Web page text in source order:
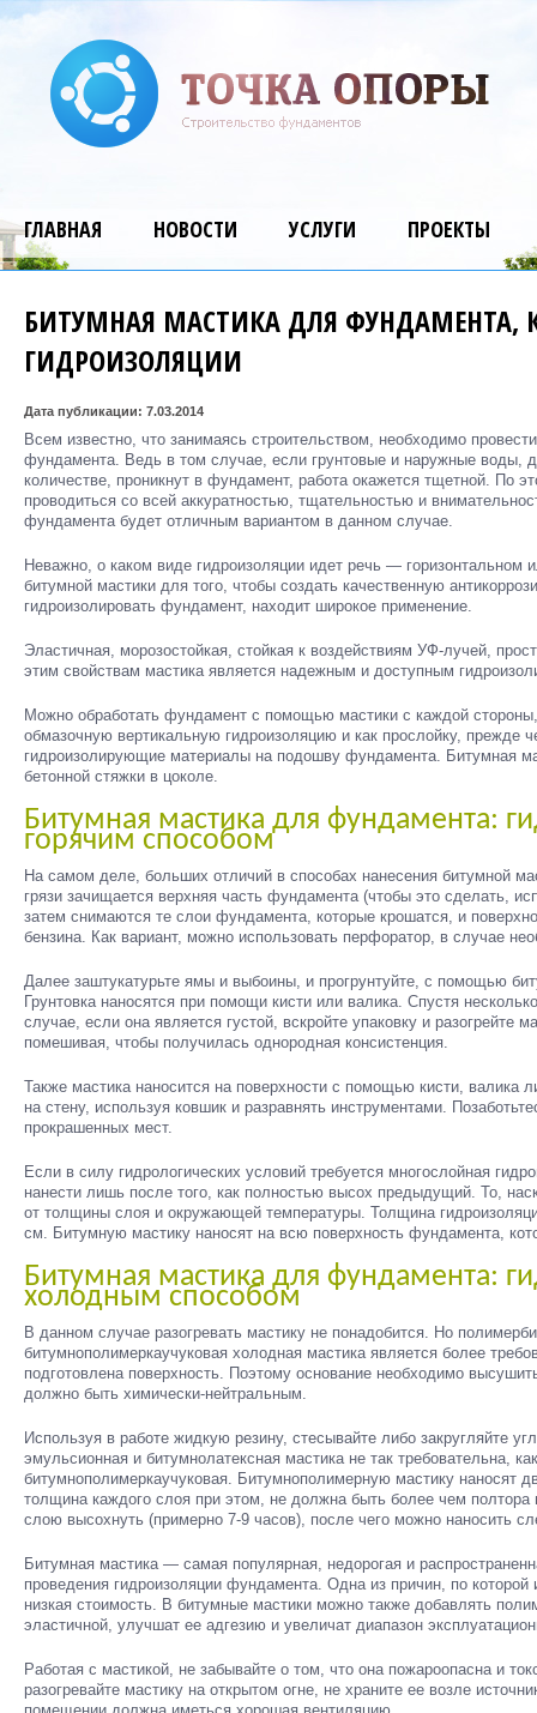
ГЛАВНАЯ НОВОСТИ УСЛУГИ ПРОЕКТЫ
БИТУМНАЯ МАСТИКА ДЛЯ ФУНДАМЕНТА,
ГИДРОИЗОЛЯЦИИ
Дата публикации: 7.03.2014
Всем известно, что занимаясь строительством, необходимо
фундамента. Ведь в том случае, если грунтовые и наружные воды,
количестве, проникнут в фундамент, работа окажется тщетной. По
проводиться со всей аккуратностью, тщательностью и
фундамента будет отличным вариантом в данном случае.
Неважно, о каком виде гидроизоляции идет речь — горизонтальном
битумной мастики для того, чтобы создать качественную
гидроизолировать фундамент, находит широкое применение.
Эластичная, морозостойкая, стойкая к воздействиям УФ-лучей,
этим свойствам мастика является надежным и доступным
Можно обработать фундамент с помощью мастики с каждой
обмазочную вертикальную гидроизоляцию и как прослойку, прежде
гидроизолирующие материалы на подошву фундамента. Битумная
бетонной стяжки в цоколе.
Битумная мастика для фундамента:
горячим способом
На самом деле, больших отличий в способах нанесения битумной
грязи зачищается верхняя часть фундамента (чтобы это сделать,
затем снимаются те слои фундамента, которые крошатся, и
бензина. Как вариант, можно использовать перфоратор, в случае
Далее заштукатурьте ямы и выбоины, и прогрунтуйте, с помощью
Грунтовка наносятся при помощи кисти или валика. Спустя
случае, если она является густой, вскройте упаковку и разогрейте
помешивая, чтобы получилась однородная консистенция.
Также мастика наносится на поверхности с помощью кисти, валика
на стену, используя ковшик и разравнять инструментами.
прокрашенных мест.
Если в силу гидрологических условий требуется многослойная
нанести лишь после того, как полностью высох предыдущий. То,
от толщины слоя и окружающей температуры. Толщина
см. Битумную мастику наносят на всю поверхность фундамента,
Битумная мастика для фундамента:
холодным способом
В данном случае разогревать мастику не понадобится. Но
битумнополимеркаучуковая холодная мастика является более
подготовлена поверхность. Поэтому основание необходимо
должно быть химически-нейтральным.
Используя в работе жидкую резину, стесывайте либо закругляйте
эмульсионная и битумнолатексная мастика не так требовательна,
битумнополимеркаучуковая. Битумнополимерную мастику наносят
толщина каждого слоя при этом, не должна быть более чем
слою высохнуть (примерно 7-9 часов), после чего можно наносить
Битумная мастика — самая популярная, недорогая и
проведения гидроизоляции фундамента. Одна из причин, по
низкая стоимость. В битумные мастики можно также добавлять
эластичной, улучшат ее адгезию и увеличат диапазон
Работая с мастикой, не забывайте о том, что она пожароопасна и
разогревайте мастику на открытом огне, не храните ее возле